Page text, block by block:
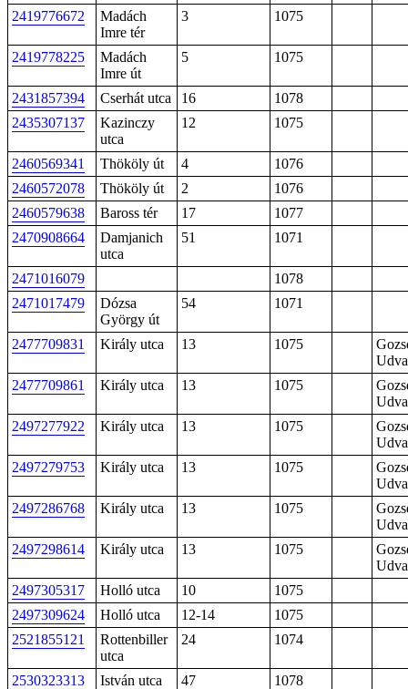
2419776672
Madách
Imre tér
3 1075
2419778225
Madách
Imre út
5 1075
2431857394 Cserhát utca 16
1078
2435307137
Kazinczy
utca
12 1075
2460569341 Thököly út 4
1076
2460572078
Thököly út 2
1076
2460579638
Baross tér 17
1077
2470908664
Damjanich
utca
51 1071
2471016079
1078
2471017479
Dózsa
György út
54 1071
2477709831 Király utca 13 1075
2477709861
Király utca 13 1075
2497277922
Király utca 13 1075
2497279753
Király utca 13 1075
2497286768
Király utca 13 1075
2497298614
Király utca 13 1075
2497305317
Holló utca 10
1075
2497309624
Holló utca 12-14
1075
2521855121
Rottenbiller
utca
24 1074
2530323313 István utca 47
1078